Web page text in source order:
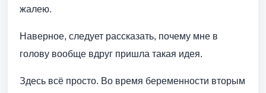
жалею.
Наверное, следует рассказать, почему мне в
голову вообще вдруг пришла такая идея.
Здесь всё просто. Во время беременности вторым